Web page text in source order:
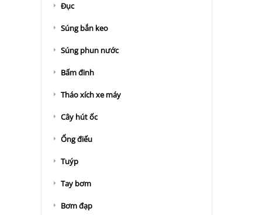
Đục
Súng bắn keo
Súng phun nước
Bấm đinh
Tháo xích xe máy
Cây hút ốc
Ống điếu
Tuýp
Tay bơm
Bơm đạp